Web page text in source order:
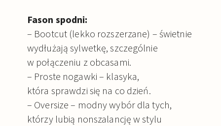
Fason spodni:
– Bootcut (lekko rozszerzane) – świetnie
wydłużają sylwetkę, szczególnie
w połączeniu z obcasami.
– Proste nogawki – klasyka,
która sprawdzi się na co dzień.
– Oversize – modny wybór dla tych,
którzy lubią nonszalancję w stylu